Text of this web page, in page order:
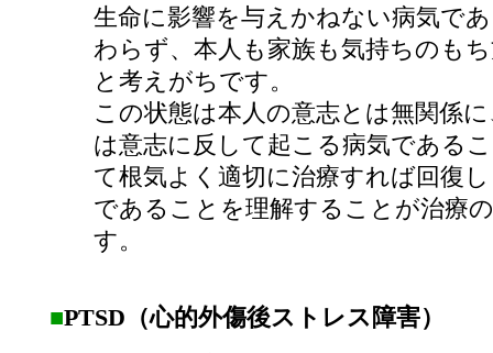
生命に影響を与えかねない病気で
わらず、本人も家族も気持ちのも
と考えがちです。
この状態は本人の意志とは無関係
は意志に反して起こる病気である
て根気よく適切に治療すれば回復
であることを理解することが治療
す。
■PTSD（心的外傷後ストレス障害）